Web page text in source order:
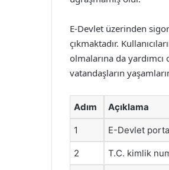
E-Devlet üzerinden
çıkmaktadır.
olmalarına da
vatandaşların
Adım Açıklama
1 E-Devlet
2 T.C. kimlik